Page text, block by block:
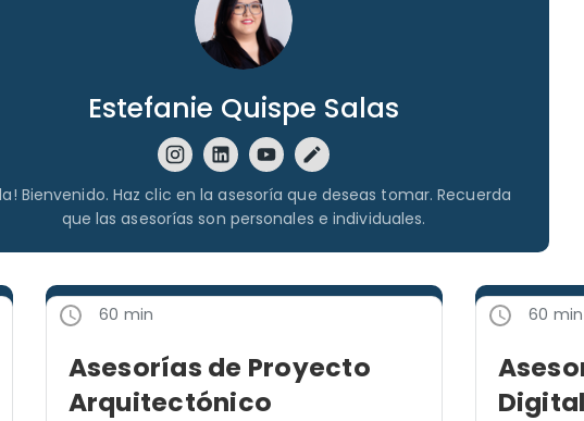
Estefanie Quispe Salas
Bienvenido. Haz clic en la asesoría que deseas tomar. Recuerda
que las asesorías son personales e individuales.
60 min
Asesorías de Proyecto
Arquitectónico
60 min